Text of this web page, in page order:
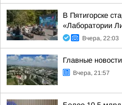
В Пятигорске
«Лаборатории
Вчера, 22:03
Главные
Вчера, 21:57